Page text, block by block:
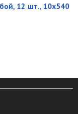
12 шт., 10х540